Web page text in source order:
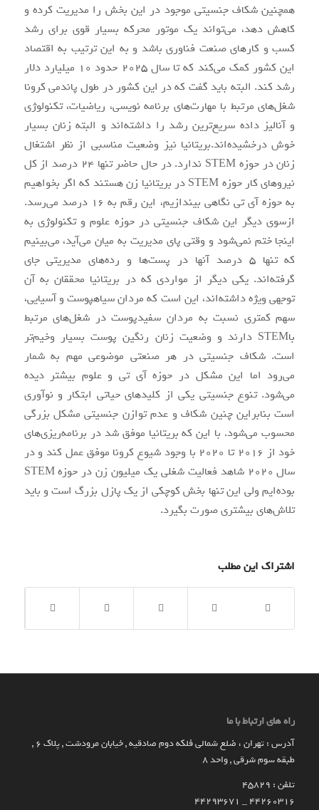
همچنین شکاف جنسیتی موجود در این بخش را مدیریت کرده و
کاهش دهد، می‌تواند یک موتور محرکه بسیار قوی برای رشد
کسب و کارهای صنعت فناوری باشد و به این ترتیب به اقتصاد
این کشور کمک می‌کند که تا سال 2025 حدود 10 میلیارد دلار
رشد کند. البته باید گفت که در این کشور در طول پاندمی کرونا
شغل‌های مرتبط با مهارت‌های برنامه نویسی، ریاضیات، تکنولوژی
و آنالیز داده سریع‌ترین رشد را داشته‌اند و البته زنان بسیار
خوش درخشیده‌اند.بریتانیا نیز وضعیت مناسبی از نظر اشتغال
زنان در حوزه STEM ندارد. در حال حاضر تنها 24 درصد از کل
نیروهای کار حوزه STEM در بریتانیا زن هستند که اگر بخواهیم
به حوزه ‌آی تی نگاهی بیندازیم، این رقم به 16 درصد می‌رسد.
ازسوی دیگر این شکاف جنسیتی در حوزه علوم و تکنولوژی به
اینجا ختم نمی‌شود و وقتی پای مدیریت به میان می‌آید، می‌بینیم
که تنها 5 درصد آنها در پست‌ها و رده‌های مدیریتی جای
گرفته‌اند. یکی دیگر از مواردی که در بریتانیا محققان به آن
توجهی ویژه داشته‌اند، این است که مردان سیاهپوست و آسیایی،
سهم کمتری نسبت به مردان سفیدپوست در شغل‌های مرتبط
باSTEM دارند و وضعیت زنان رنگین پوست بسیار وخیم‌تر
است. شکاف جنسیتی در هر صنعتی موضوعی مهم به شمار
می‌رود اما این مشکل در حوزه‌ آی تی و علوم بیشتر دیده
می‌شود. تنوع جنسیتی یکی از کلیدهای حیاتی ابتکار و نوآوری
است بنابراین چنین شکاف و عدم توازن جنسیتی مشکل بزرگی
محسوب می‌شود. با این که بریتانیا موفق شد در برنامه‌ریزی‌های
خود از 2016 تا 2020 با وجود شیوع کرونا موفق عمل کند و در
سال 2020 شاهد فعالیت شغلی یک میلیون زن در حوزه STEM
بوده‌ایم ولی این تنها بخش کوچکی از یک پازل بزرگ است و باید
تلاش‌های بیشتری صورت بگیرد.‌
اشتراک این مطلب
راه های ارتباط با ما
آدرس : تهران ، ضلع شمالی فلکه دوم صادقیه , خیابان مرودشت , پلاک ۶ ,
طبقه سوم شرقی , واحد ۸
تلفن : 45829
۴۴۲۶۰۳۱۶ _ 44293671